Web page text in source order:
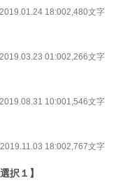
2019.01.24 18:002,480文字
2019.03.23 01:002,266文字
2019.08.31 10:001,546文字
2019.11.03 18:002,767文字
択１】